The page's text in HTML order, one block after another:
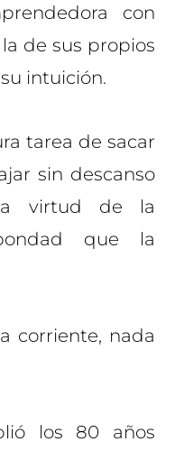
con
de sus propios
intuición.
tarea de sacar
sin descanso
virtud de la
que la
corriente, nada
los 80 años